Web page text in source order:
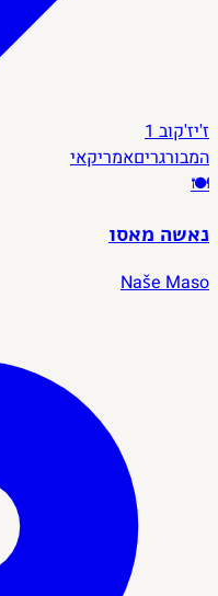
ז'יז'קוב 1
המבורגריםאמריקאי
🍽️
נאשה מאסו
Naše Maso